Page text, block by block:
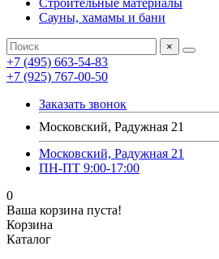
Строительные материалы
Сауны, хамамы и бани
×
+7 (495) 663-54-83
+7 (925) 767-00-50
Заказать звонок
Московский, Радужная 21
Московский, Радужная 21
ПН-ПТ 9:00-17:00
0
Ваша корзина пуста!
Корзина
Каталог